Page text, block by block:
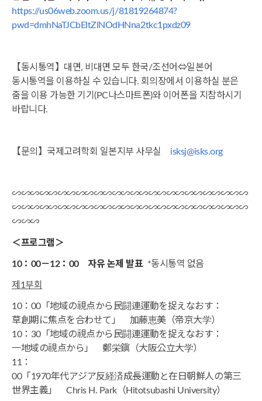
https://us06web.zoom.us/j/81819264874?
pwd=dmhNaTJCbEltZlNOdHNna2tkc1pxdz09
【동시통역】대면, 비대면 모두 한국/조선어⇔일본어
동시통역을 이용하실 수 있습니다. 회의장에서 이용하실 분은
줌을 이용 가능한 기기(PC나스마트폰)와 이어폰을 지참하시기
바랍니다.
【문의】국제고려학회 일본지부 사무실 isksj@isks.org
∽∽∽∽∽∽∽∽∽∽∽∽∽∽∽∽∽∽∽∽∽∽∽∽∽∽
∽∽∽∽∽∽∽∽∽∽∽∽∽∽∽∽∽∽∽∽∽∽∽∽∽∽
∽∽∽
＜프로그램 ＞
10： 00－12： 00 자유 논제 발표 *동시통역 없음
제 1 부회
10：00「地域の視点から民闘連運動を捉えなおす：
草創期に焦点を合わせて」 加藤恵美（帝京大学）
10：30「地域の視点から民闘連運動を捉えなおす：
一地域の視点から」 鄭栄鎭（大阪公立大学）
11：
00「1970年代アジア反経済成長運動と在日朝鮮人の第三
世界主義」 Chris H. Park（Hitotsubashi University）